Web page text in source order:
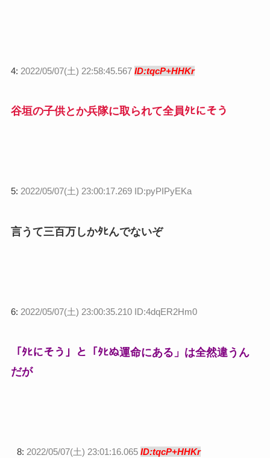
4: 2022/05/07(土) 22:58:45.567 ID:tqcP+HHKr
谷垣の子供とか兵隊に取られて全員ﾀﾋにそう
5: 2022/05/07(土) 23:00:17.269 ID:pyPIPyEKa
言うて三百万しかﾀﾋんでないぞ
6: 2022/05/07(土) 23:00:35.210 ID:4dqER2Hm0
「ﾀﾋにそう」と「ﾀﾋぬ運命にある」は全然違うん
だが
8: 2022/05/07(土) 23:01:16.065 ID:tqcP+HHKr